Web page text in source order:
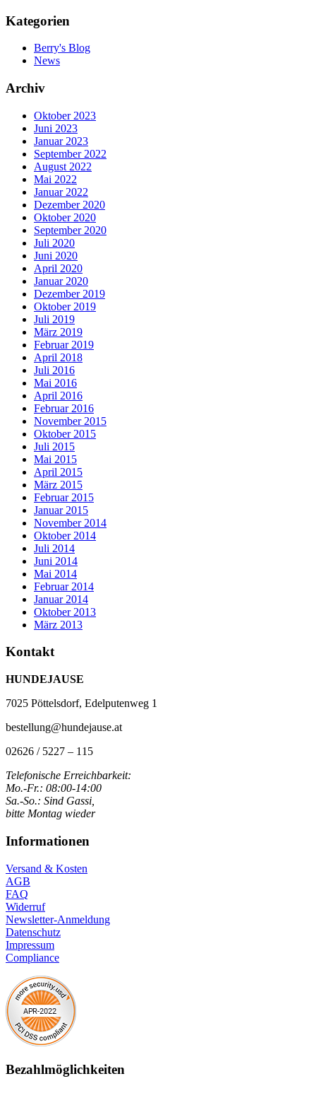
Kategorien
Berry's Blog
News
Archiv
Oktober 2023
Juni 2023
Januar 2023
September 2022
August 2022
Mai 2022
Januar 2022
Dezember 2020
Oktober 2020
September 2020
Juli 2020
Juni 2020
April 2020
Januar 2020
Dezember 2019
Oktober 2019
Juli 2019
März 2019
Februar 2019
April 2018
Juli 2016
Mai 2016
April 2016
Februar 2016
November 2015
Oktober 2015
Juli 2015
Mai 2015
April 2015
März 2015
Februar 2015
Januar 2015
November 2014
Oktober 2014
Juli 2014
Juni 2014
Mai 2014
Februar 2014
Januar 2014
Oktober 2013
März 2013
Kontakt
HUNDEJAUSE
7025 Pöttelsdorf, Edelputenweg 1
bestellung@hundejause.at
02626 / 5227 – 115
Telefonische Erreichbarkeit:
Mo.-Fr.: 08:00-14:00
Sa.-So.: Sind Gassi,
bitte Montag wieder
Informationen
Versand & Kosten
AGB
FAQ
Widerruf
Newsletter-Anmeldung
Datenschutz
Impressum
Compliance
Bezahlmöglichkeiten